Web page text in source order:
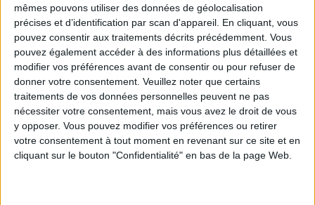
mêmes pouvons utiliser des données de géolocalisation
précises et d’identification par scan d'appareil. En cliquant, vous
pouvez consentir aux traitements décrits précédemment. Vous
pouvez également accéder à des informations plus détaillées et
modifier vos préférences avant de consentir ou pour refuser de
donner votre consentement. Veuillez noter que certains
traitements de vos données personnelles peuvent ne pas
nécessiter votre consentement, mais vous avez le droit de vous
y opposer. Vous pouvez modifier vos préférences ou retirer
votre consentement à tout moment en revenant sur ce site et en
cliquant sur le bouton "Confidentialité" en bas de la page Web.
LES MEILLEURS HÔTELS POUR UN WEEK-END SPA ET GASTRONOMIE